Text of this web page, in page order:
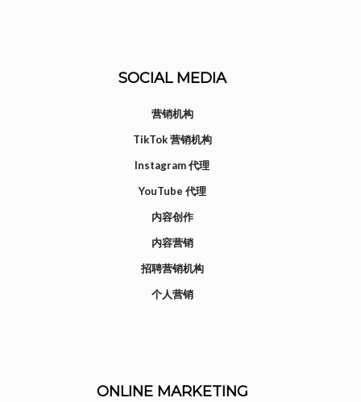
SOCIAL MEDIA
营销机构
TikTok 营销机构
Instagram 代理
YouTube 代理
内容创作
内容营销
招聘营销机构
个人营销
ONLINE MARKETING